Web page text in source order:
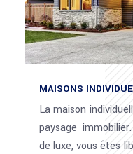
MAISONS
La maison
paysage
de luxe, vous êtes